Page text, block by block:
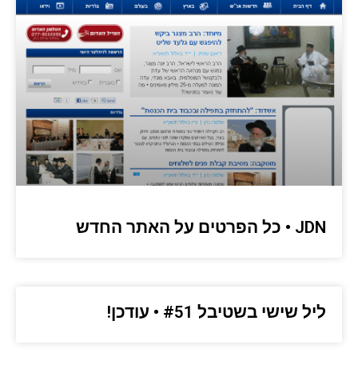
JDN • כל הפרטים על האתר החדש
ליל שישי בשטיבל #51 • עודכן!